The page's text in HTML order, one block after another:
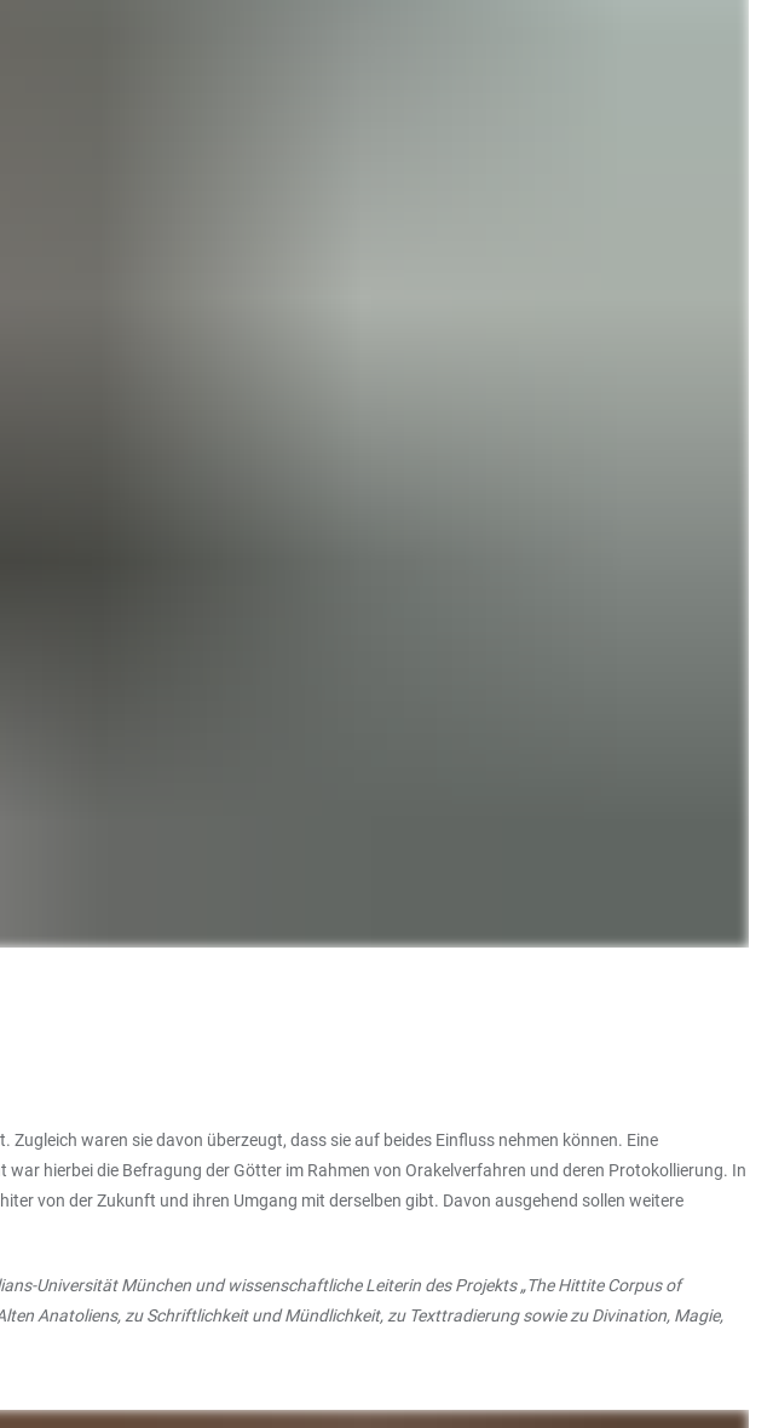
waren sie davon überzeugt, dass sie auf beides Einfluss nehmen können. Eine
hierbei die Befragung der Götter im Rahmen von Orakelverfahren und deren Protokollierung. In
von der Zukunft und ihren Umgang mit derselben gibt. Davon ausgehend sollen weitere
Universität München und wissenschaftliche Leiterin des Projekts „The Hittite Corpus of
Anatoliens, zu Schriftlichkeit und Mündlichkeit, zu Texttradierung sowie zu Divination, Magie,